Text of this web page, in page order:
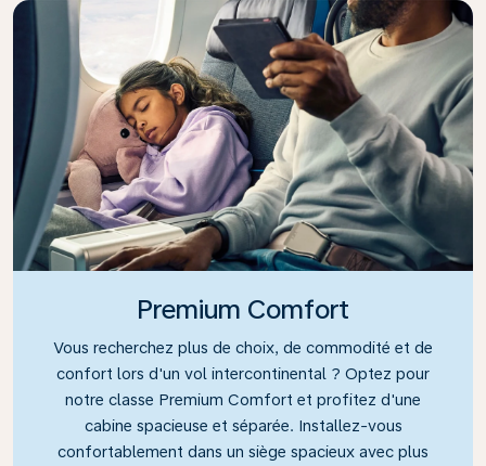
Premium Comfort
Vous recherchez plus de choix, de commodité et de
confort lors d'un vol intercontinental ? Optez pour
notre classe Premium Comfort et profitez d'une
cabine spacieuse et séparée. Installez-vous
confortablement dans un siège spacieux avec plus